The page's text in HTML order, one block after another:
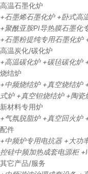
高温石墨化炉
+石墨烯石墨化炉 +卧式高
+聚酰亚胺PI导热膜石墨化
+石墨粉提纯专用石墨化炉
高温炭化/碳化炉
+高温碳化炉 +碳毡碳化炉
烧结炉
+中频烧结炉 +真空烧结炉
式炉 +真空钽烧结炉 +陶瓷
新材料专用炉
+气氛脱脂炉 +真空回火炉
配件
+中频炉专用电抗器 +大功
控硅中频加热成套电源柜
其它产品/服务